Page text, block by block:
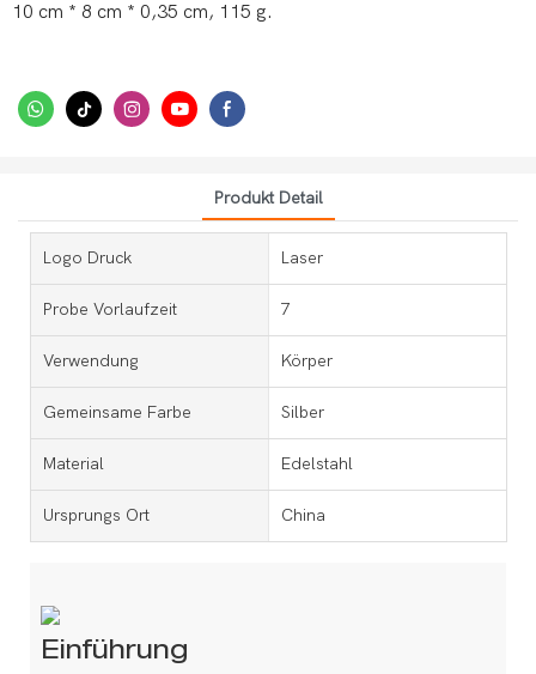
10 cm * 8 cm * 0,35 cm, 115 g.
Produkt Detail
Logo Druck Laser
Probe Vorlaufzeit 7
Verwendung Körper
Gemeinsame Farbe Silber
Material Edelstahl
Ursprungs Ort China
Einführung